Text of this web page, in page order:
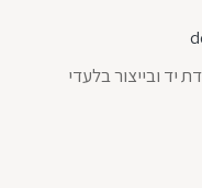
יד ובייצור בלעדי